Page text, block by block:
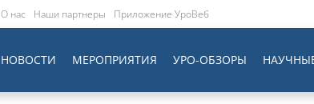
О нас Наши партнеры Приложение УроВеб
НОВОСТИ МЕРОПРИЯТИЯ УРО-ОБЗОРЫ